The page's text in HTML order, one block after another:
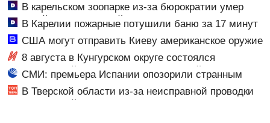
В карельском зоопарке из-за бюрократии умер
раненый краснокнижный орлан (ВИДЕО)
В Карелии пожарные потушили баню за 17 минут
(ФОТО)
США могут отправить Киеву американское оружие
из Турции - Новости на Вести.ru
8 августа в Кунгурском округе состоялся
традиционный фестиваль православной культуры
«Свет Белогорья»
СМИ: премьера Испании опозорили странным
снимком
В Тверской области из-за неисправной проводки
сгорел дачный дом